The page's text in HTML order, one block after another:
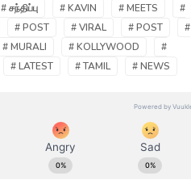
# சந்திப்பு # KAVIN # MEETS
#
# POST # VIRAL # POST
#
# MURALI # KOLLYWOOD
#
# LATEST # TAMIL # NEWS